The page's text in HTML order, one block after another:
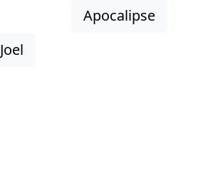
Joel
Apocalipse